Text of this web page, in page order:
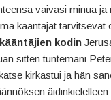
vaivasi minua ja
kääntäjät tarvitsevat
kodin
sitten tuntemani
kirkastui ja hän